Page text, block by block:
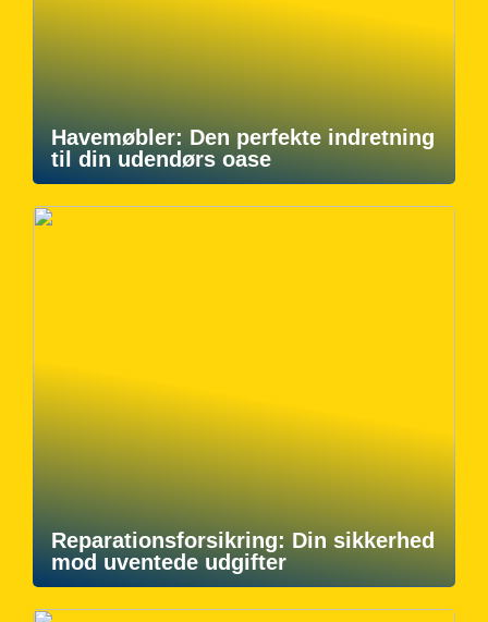
Havemøbler: Den perfekte indretning
til din udendørs oase
Reparationsforsikring: Din sikkerhed
mod uventede udgifter